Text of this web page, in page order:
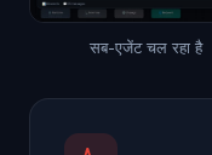
सब-एजेंट चल रहा है